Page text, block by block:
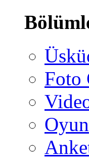
Foto
Oyun